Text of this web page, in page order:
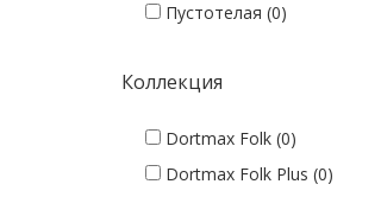
Пустотелая (0)
Коллекция
Dortmax Folk (0)
Dortmax Folk Plus (0)